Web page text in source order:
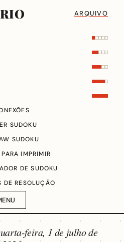
ARQUIVO
SUDOKU
SUDOKU
IMPRIMIR
DE SUDOKU
DE RESOLUÇÃO
feira, 1 de julho de